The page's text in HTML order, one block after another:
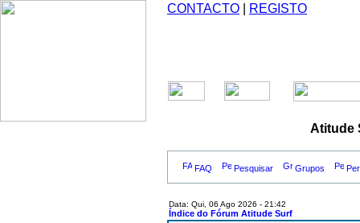
CONTACTO REGISTO
Atitude
FAQ Pesquisar Grupos
Data: Qui, 06 Ago 2026 - 21:42
Índice do Fórum Atitude Surf